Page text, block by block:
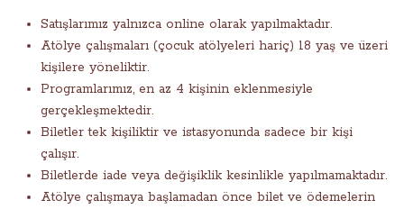
Satışlarımız yalnızca online olarak yapılmaktadır.
Atölye çalışmaları (çocuk atölyeleri hariç) 18 yaş ve üzeri
kişilere yöneliktir.
Programlarımız, en az 4 kişinin eklenmesiyle
gerçekleşmektedir.
Biletler tek kişiliktir ve istasyonunda sadece bir kişi
çalışır.
Biletlerde iade veya değişiklik kesinlikle yapılmamaktadır.
Atölye çalışmaya başlamadan önce bilet ve ödemelerin